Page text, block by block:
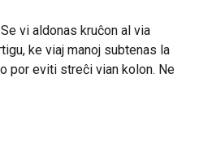
vi aldonas kruĉon al via
ke viaj manoj subtenas la
por eviti streĉi vian kolon. Ne